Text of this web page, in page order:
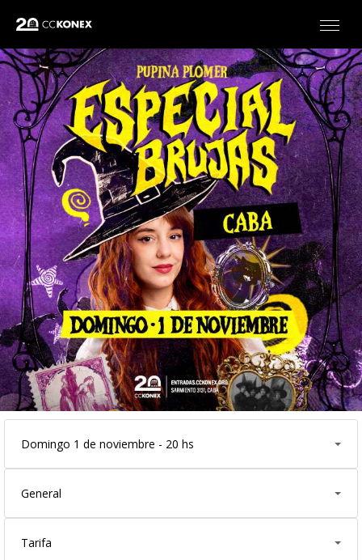
Domingo 1 de noviembre - 20 hs
General
Tarifa